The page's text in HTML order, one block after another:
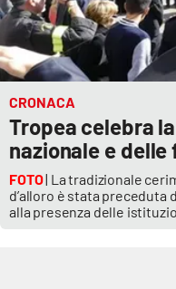
CRONACA
Tropea celebra
nazionale e
FOTO| La tradizionale
d’alloro è stata preceduta
alla presenza delle